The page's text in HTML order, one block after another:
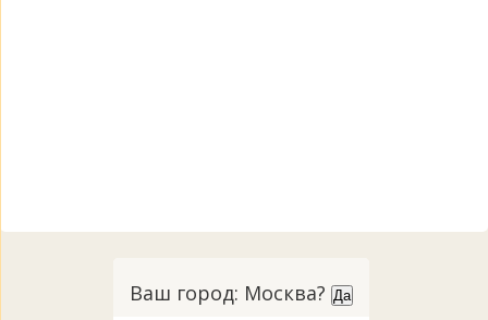
Ваш город: Москва? Да